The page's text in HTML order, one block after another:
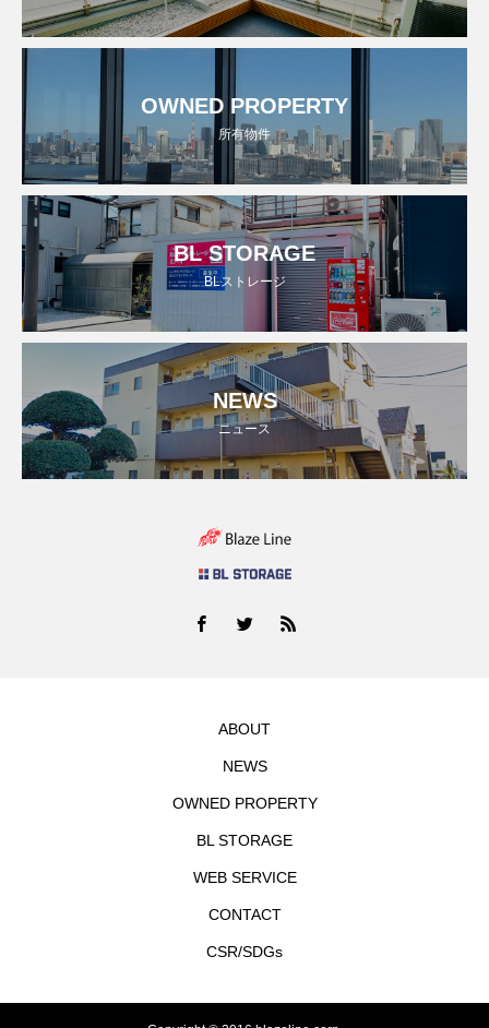
OWNED PROPERTY
所有物件
BL STORAGE
BLストレージ
NEWS
ニュース
ABOUT
NEWS
OWNED PROPERTY
BL STORAGE
WEB SERVICE
CONTACT
CSR/SDGs